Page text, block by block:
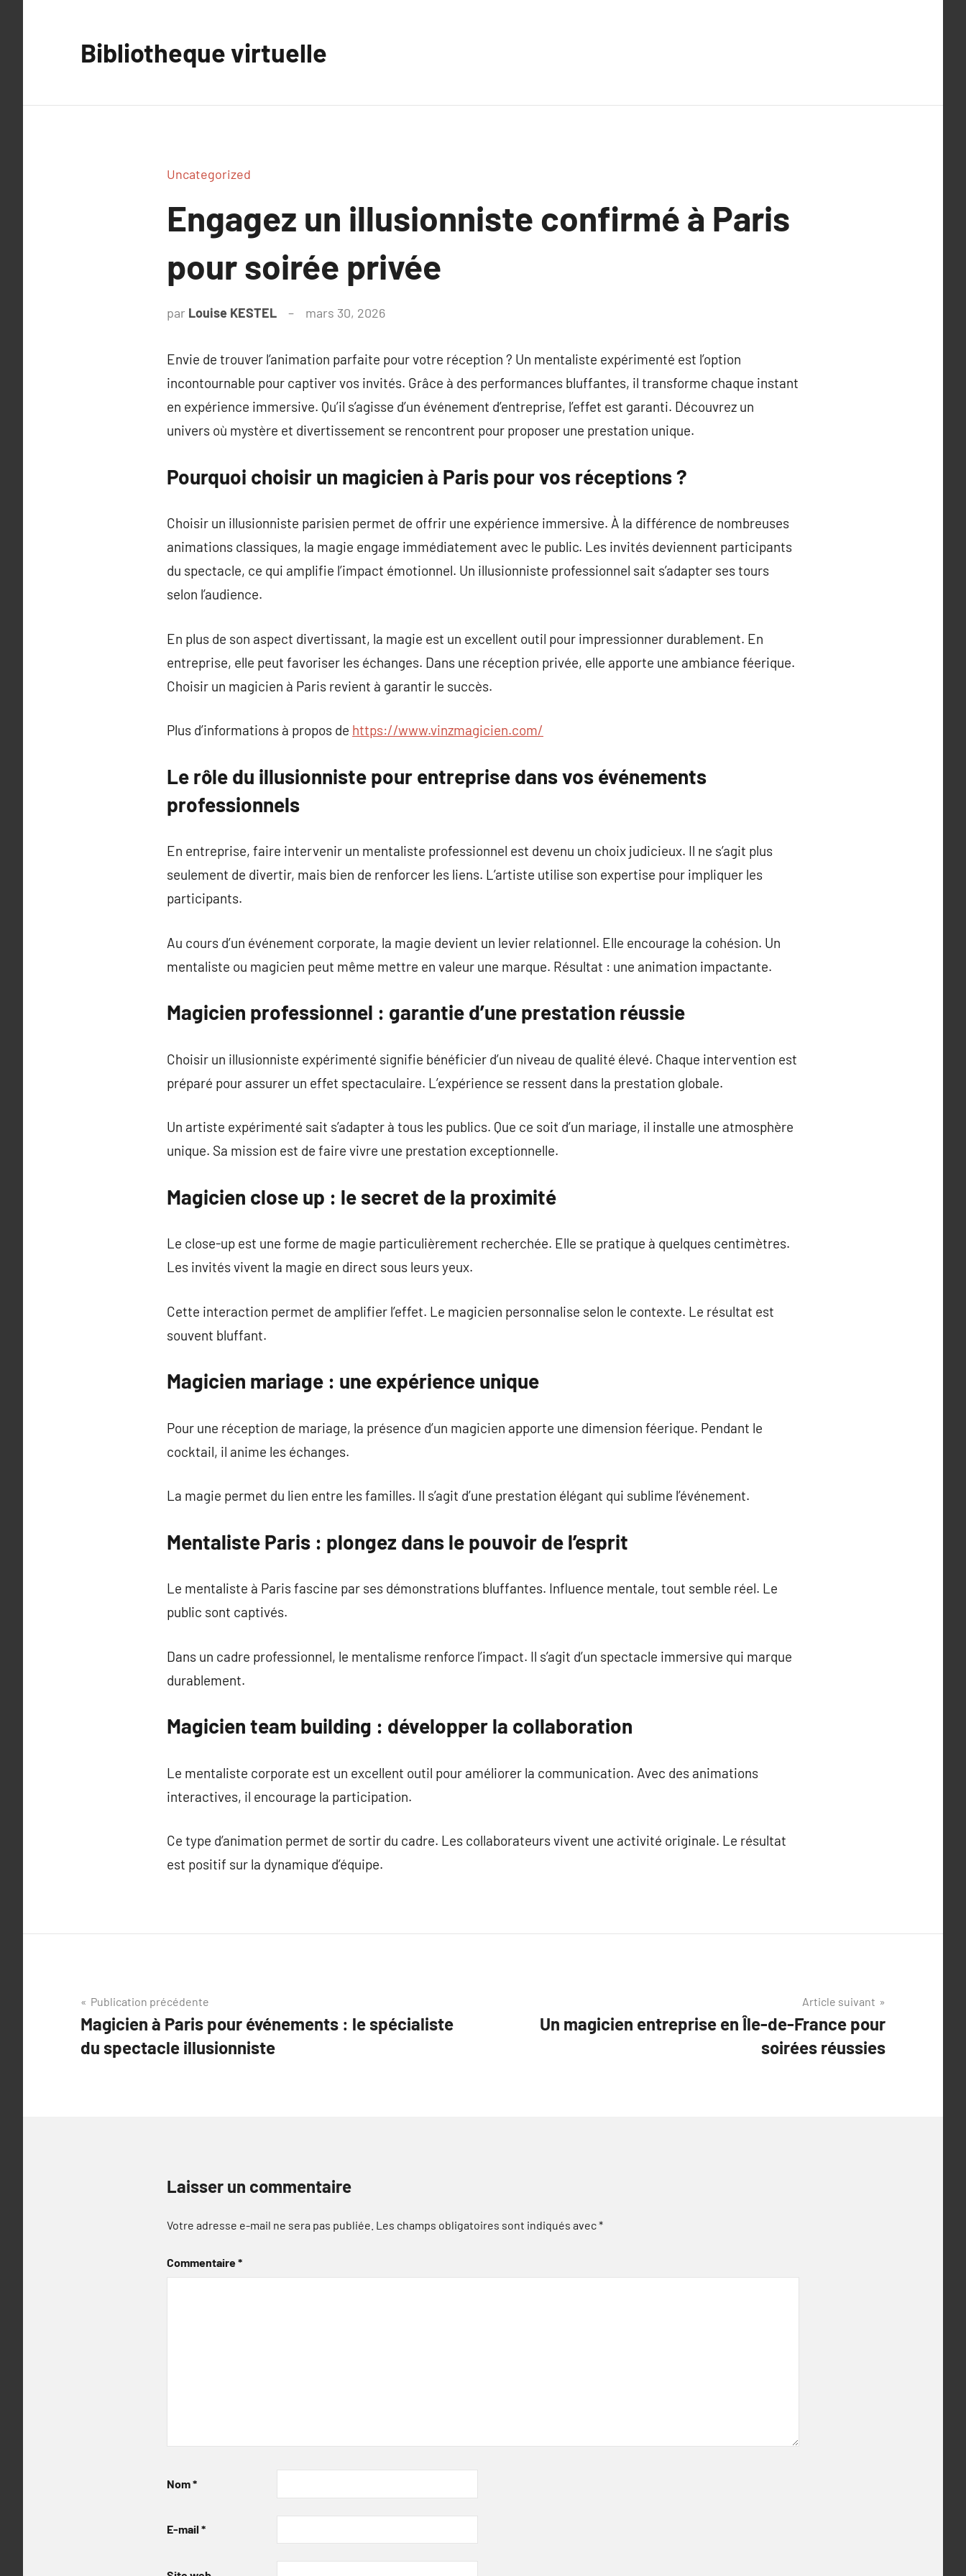
Bibliotheque virtuelle
Uncategorized
Engagez un illusionniste confirmé à Paris
pour soirée privée
par Louise KESTEL mars 30, 2026
Envie de trouver l’animation parfaite pour votre réception ? Un mentaliste expérimenté est l’option
incontournable pour captiver vos invités. Grâce à des performances bluffantes, il transforme chaque instant
en expérience immersive. Qu’il s’agisse d’un événement d’entreprise, l’effet est garanti. Découvrez un
univers où mystère et divertissement se rencontrent pour proposer une prestation unique.
Pourquoi choisir un magicien à Paris pour vos réceptions ?
Choisir un illusionniste parisien permet de offrir une expérience immersive. À la différence de nombreuses
animations classiques, la magie engage immédiatement avec le public. Les invités deviennent participants
du spectacle, ce qui amplifie l’impact émotionnel. Un illusionniste professionnel sait s’adapter ses tours
selon l’audience.
En plus de son aspect divertissant, la magie est un excellent outil pour impressionner durablement. En
entreprise, elle peut favoriser les échanges. Dans une réception privée, elle apporte une ambiance féerique.
Choisir un magicien à Paris revient à garantir le succès.
Plus d’informations à propos de https://www.vinzmagicien.com/
Le rôle du illusionniste pour entreprise dans vos événements
professionnels
En entreprise, faire intervenir un mentaliste professionnel est devenu un choix judicieux. Il ne s’agit plus
seulement de divertir, mais bien de renforcer les liens. L’artiste utilise son expertise pour impliquer les
participants.
Au cours d’un événement corporate, la magie devient un levier relationnel. Elle encourage la cohésion. Un
mentaliste ou magicien peut même mettre en valeur une marque. Résultat : une animation impactante.
Magicien professionnel : garantie d’une prestation réussie
Choisir un illusionniste expérimenté signifie bénéficier d’un niveau de qualité élevé. Chaque intervention est
préparé pour assurer un effet spectaculaire. L’expérience se ressent dans la prestation globale.
Un artiste expérimenté sait s’adapter à tous les publics. Que ce soit d’un mariage, il installe une atmosphère
unique. Sa mission est de faire vivre une prestation exceptionnelle.
Magicien close up : le secret de la proximité
Le close-up est une forme de magie particulièrement recherchée. Elle se pratique à quelques centimètres.
Les invités vivent la magie en direct sous leurs yeux.
Cette interaction permet de amplifier l’effet. Le magicien personnalise selon le contexte. Le résultat est
souvent bluffant.
Magicien mariage : une expérience unique
Pour une réception de mariage, la présence d’un magicien apporte une dimension féerique. Pendant le
cocktail, il anime les échanges.
La magie permet du lien entre les familles. Il s’agit d’une prestation élégant qui sublime l’événement.
Mentaliste Paris : plongez dans le pouvoir de l’esprit
Le mentaliste à Paris fascine par ses démonstrations bluffantes. Influence mentale, tout semble réel. Le
public sont captivés.
Dans un cadre professionnel, le mentalisme renforce l’impact. Il s’agit d’un spectacle immersive qui marque
durablement.
Magicien team building : développer la collaboration
Le mentaliste corporate est un excellent outil pour améliorer la communication. Avec des animations
interactives, il encourage la participation.
Ce type d’animation permet de sortir du cadre. Les collaborateurs vivent une activité originale. Le résultat
est positif sur la dynamique d’équipe.
Navigation
de
l’article
Publication précédente
Magicien à Paris pour événements : le spécialiste
du spectacle illusionniste
Article suivant
Un magicien entreprise en Île-de-France pour
soirées réussies
Laisser un commentaire
Votre adresse e-mail ne sera pas publiée. Les champs obligatoires sont indiqués avec*
Commentaire*
Nom*
E-mail *